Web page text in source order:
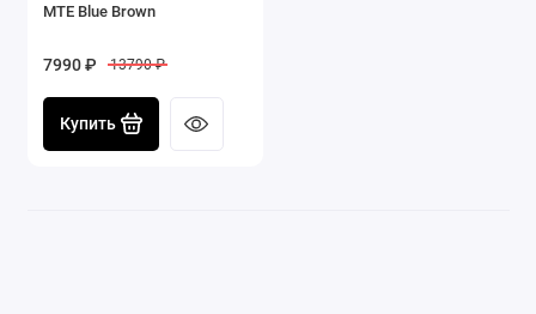
MTE Blue Brown
7990 ₽ 13790 ₽
Купить